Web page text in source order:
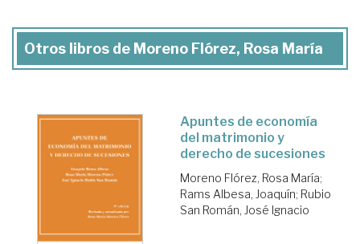
Otros libros de Moreno Flórez, Rosa María
Apuntes de economía
del matrimonio y
derecho de sucesiones
Moreno Flórez, Rosa María;
Rams Albesa, Joaquín; Rubio
San Román, José Ignacio